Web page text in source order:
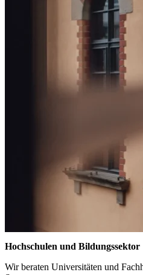
Hochschulen und Bildungssektor
Wir beraten Universitäten und